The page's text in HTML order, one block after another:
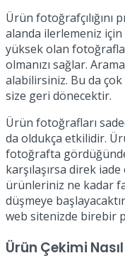
Ürün fotoğrafçılığını
alanda ilerlemeniz için
yüksek olan
olmanızı sağlar.
alabilirsiniz. Bu da
size geri dönecektir.
Ürün fotoğrafları
da oldukça etkilidir.
fotoğrafta
karşılaşırsa direk
ürünleriniz ne kadar
düşmeye
web sitenizde birebir
Ürün Çekimi Nasıl